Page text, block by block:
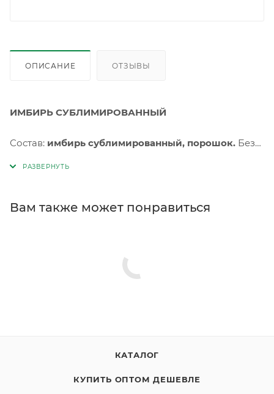
ОПИСАНИЕ ОТЗЫВЫ
ИМБИРЬ СУБЛИМИРОВАННЫЙ
Состав: имбирь сублимированный, порошок. Без
температуре от +2C до +25С и относительной
Юридический адрес: 188523, Российская Федерация,
Лопухинка, ул. Советская, д. 1, корп. А, пом. 2.
Вам также может понравиться
КАТАЛОГ
КУПИТЬ ОПТОМ ДЕШЕВЛЕ